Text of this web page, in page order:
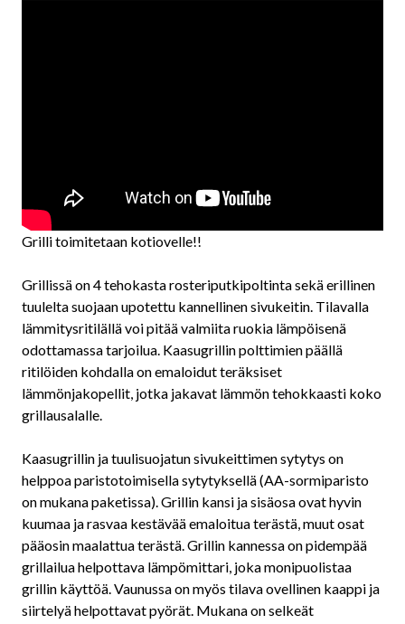
Grilli toimitetaan kotiovelle!!
Grillissä on 4 tehokasta rosteriputkipoltinta sekä erillinen
tuulelta suojaan upotettu kannellinen sivukeitin. Tilavalla
lämmitysritilällä voi pitää valmiita ruokia lämpöisenä
odottamassa tarjoilua. Kaasugrillin polttimien päällä
ritilöiden kohdalla on emaloidut teräksiset
lämmönjakopellit, jotka jakavat lämmön tehokkaasti koko
grillausalalle.
Kaasugrillin ja tuulisuojatun sivukeittimen sytytys on
helppoa paristotoimisella sytytyksellä (AA-sormiparisto
on mukana paketissa). Grillin kansi ja sisäosa ovat hyvin
kuumaa ja rasvaa kestävää emaloitua terästä, muut osat
pääosin maalattua terästä. Grillin kannessa on pidempää
grillailua helpottava lämpömittari, joka monipuolistaa
grillin käyttöä. Vaunussa on myös tilava ovellinen kaappi ja
siirtelyä helpottavat pyörät. Mukana on selkeät